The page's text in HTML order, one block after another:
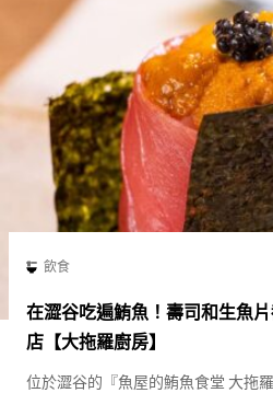
飲食
在澀谷吃遍鮪魚！壽司和生魚
店【大拖羅廚房】
位於澀谷的『魚屋的鮪魚食堂 大拖